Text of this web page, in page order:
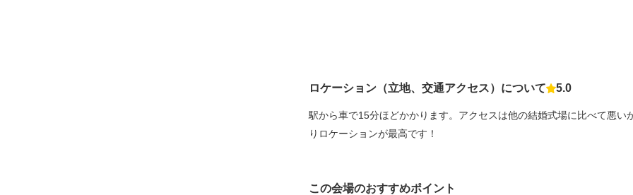
ロケーション（立地、交通アクセス）について 点数
5.0
駅から車で15分ほどかかります。アクセスは他の結婚式場に比べて悪い
りロケーションが最高です！
この会場のおすすめポイント